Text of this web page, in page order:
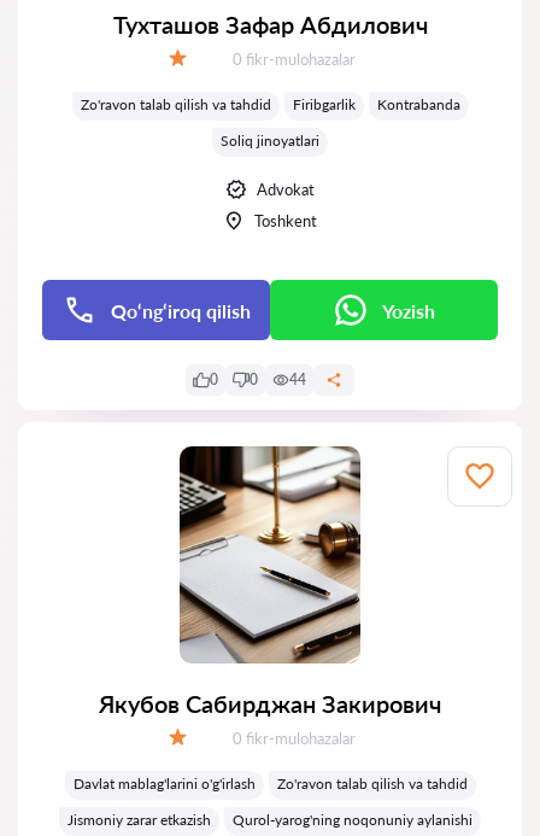
Тухташов Зафар Абдилович
Fikrlar:
0 fikr-mulohazalar
Zo'ravon talab qilish va tahdid Firibgarlik
Kontrabanda
Soliq jinoyatlari
Advokat
Toshkent
Qo‘ng‘iroq qilish Yozish
0 0 44
Якубов Сабирджан Закирович
Fikrlar:
0 fikr-mulohazalar
Davlat mablag'larini o'g'irlash
Zo'ravon talab qilish va tahdid
Jismoniy zarar etkazish
Qurol-yarog'ning noqonuniy aylanishi